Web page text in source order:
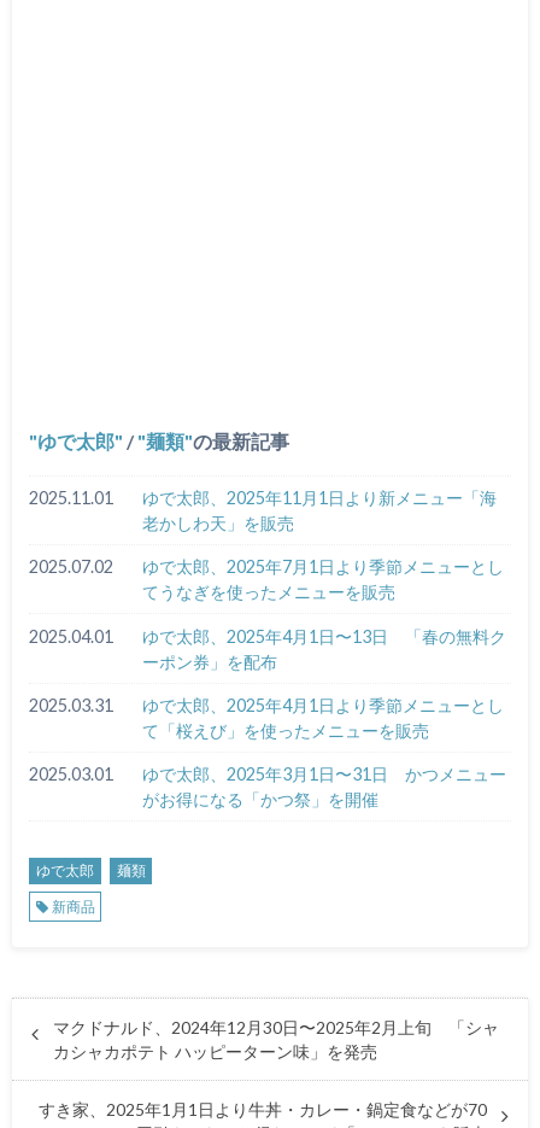
ゆで太郎 / 麺類 の最新記事
2025.11.01
ゆで太郎、2025年11月1日より新メニュー「海
老かしわ天」を販売
2025.07.02
ゆで太郎、2025年7月1日より季節メニューとし
てうなぎを使ったメニューを販売
2025.04.01
ゆで太郎、2025年4月1日〜13日 「春の無料ク
ーポン券」を配布
2025.03.31
ゆで太郎、2025年4月1日より季節メニューとし
て「桜えび」を使ったメニューを販売
2025.03.01
ゆで太郎、2025年3月1日〜31日 かつメニュー
がお得になる「かつ祭」を開催
ゆで太郎
麺類
新商品
マクドナルド、2024年12月30日〜2025年2月上旬 「シャ
カシャカポテト ハッピーターン味」を発売
すき家、2025年1月1日より牛丼・カレー・鍋定食などが70